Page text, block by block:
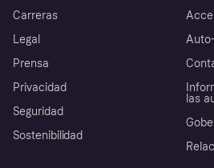
Carreras
Legal
Prensa
Privacidad
Seguridad
Sostenibilidad
las